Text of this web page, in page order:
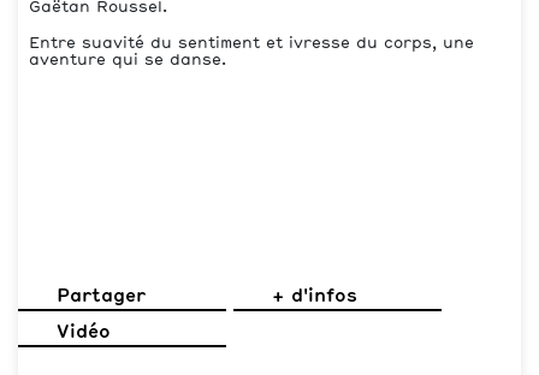
Gaëtan Roussel.
Entre suavité du sentiment et ivresse du corps, une
aventure qui se danse.
Partager + d'infos
Vidéo